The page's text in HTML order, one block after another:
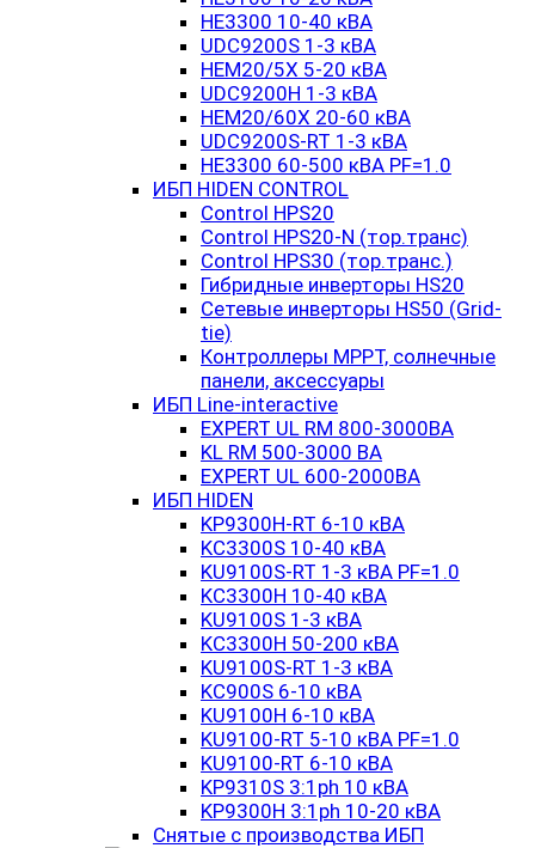
HE3300 10-40 кВА
UDC9200S 1-3 кВА
HEM20/5X 5-20 кВА
UDC9200H 1-3 кВА
HEM20/60X 20-60 кВА
UDC9200S-RT 1-3 кВА
HE3300 60-500 кВА PF=1.0
ИБП HIDEN CONTROL
Control HPS20
Control HPS20-N (тор.транс)
Control HPS30 (тор.транс.)
Гибридные инверторы HS20
Сетевые инверторы HS50 (Grid-
tie)
Контроллеры MPPT, солнечные
панели, аксессуары
ИБП Line-interactive
EXPERT UL RM 800-3000ВА
KL RM 500-3000 ВА
EXPERT UL 600-2000ВА
ИБП HIDEN
KP9300H-RT 6-10 кВА
KC3300S 10-40 кВА
KU9100S-RT 1-3 кВА PF=1.0
KC3300H 10-40 кВА
KU9100S 1-3 кВА
KC3300H 50-200 кВА
KU9100S-RT 1-3 кВА
KC900S 6-10 кВА
KU9100H 6-10 кВА
KU9100-RT 5-10 кВА PF=1.0
KU9100-RT 6-10 кВА
KP9310S 3:1ph 10 кВА
KP9300H 3:1ph 10-20 кВА
Снятые с производства ИБП